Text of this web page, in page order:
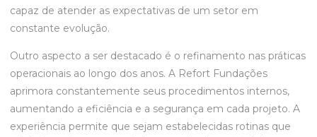
capaz de atender as expectativas de um setor em
constante evolução.
Outro aspecto a ser destacado é o refinamento nas práticas
operacionais ao longo dos anos. A Refort Fundações
aprimora constantemente seus procedimentos internos,
aumentando a eficiência e a segurança em cada projeto. A
experiência permite que sejam estabelecidas rotinas que